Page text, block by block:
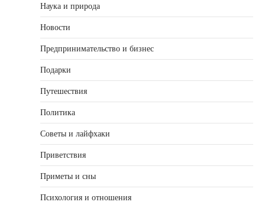
Наука и природа
Новости
Предпринимательство и бизнес
Подарки
Путешествия
Политика
Советы и лайфхаки
Приветствия
Приметы и сны
Психология и отношения